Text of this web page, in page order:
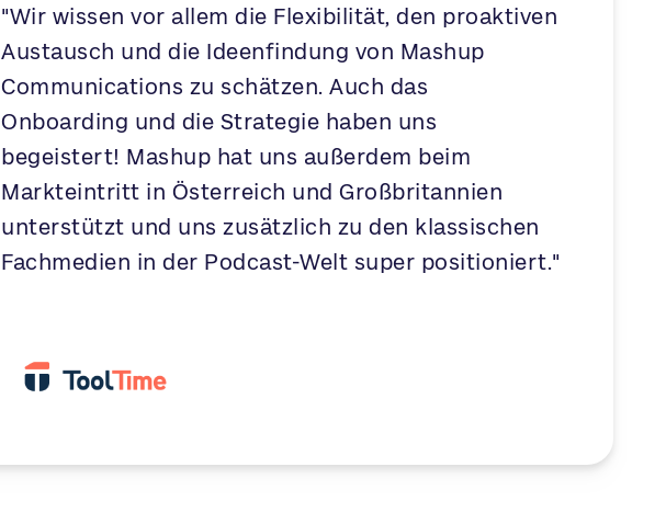
"Wir wissen vor allem die Flexibilität, den proaktiven
Austausch und die Ideenfindung von Mashup
Communications zu schätzen. Auch das
Onboarding und die Strategie haben uns
begeistert! Mashup hat uns außerdem beim
Markteintritt in Österreich und Großbritannien
unterstützt und uns zusätzlich zu den klassischen
Fachmedien in der Podcast-Welt super positioniert."